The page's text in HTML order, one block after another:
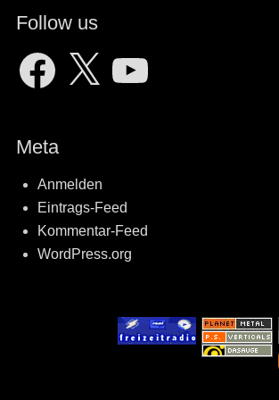
Follow us
Facebook
X YouTube
Meta
Anmelden
Eintrags-Feed
Kommentar-Feed
WordPress.org